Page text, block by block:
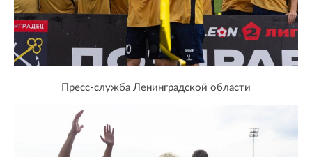
Пресс-служба Ленинградской области